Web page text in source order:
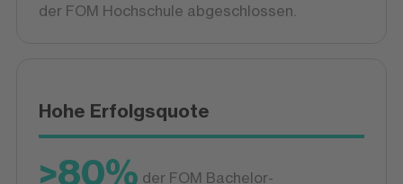
der FOM Hochschule abgeschlossen.
Hohe Erfolgsquote
>80% der FOM Bachelor-